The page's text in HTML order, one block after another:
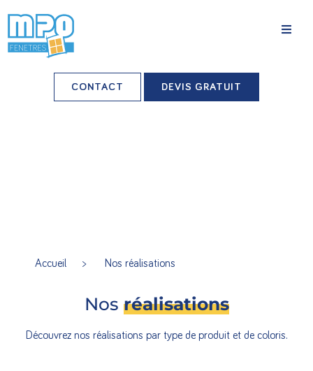
Nos agences
CONTACT DEVIS GRATUIT
Accueil > Nos réalisations
Nos réalisations
Découvrez nos réalisations par type de produit et de coloris.